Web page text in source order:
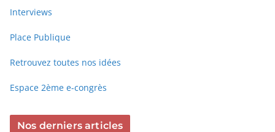
Interviews
Place Publique
Retrouvez toutes nos idées
Espace 2ème e-congrès
Nos derniers articles